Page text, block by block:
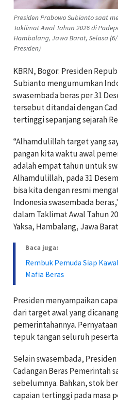
Presiden Prabowo Subianto saat
Taklimat Awal Tahun 2026 di
Hambalang, Jawa Barat, Selasa
Presiden)
KBRN, Bogor: Presiden
Subianto mengumumkan
swasembada beras per 31
tersebut ditandai dengan
tertinggi sepanjang sejarah
“Alhamdulillah target yang
pangan kita waktu awal
adalah empat tahun untuk
Alhamdulillah, pada 31
bisa kita dengan resmi
Indonesia swasembada
dalam Taklimat Awal Tahun
Yaksa, Hambalang, Jawa
Baca juga:
Rembuk Pemuda Siap
Mafia Beras
Presiden menyampaikan
dari target awal yang
pemerintahannya.
tepuk tangan seluruh
Selain swasembada,
Cadangan Beras Pemerintah
sebelumnya. Bahkan, stok
capaian tertinggi pada masa